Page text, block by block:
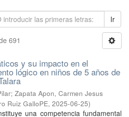
Ir
691
y su impacto en el
lógico en niños de 5 años de
; Zapata Apon, Carmen Jesus
Ruiz GalloPE, 2025-06-25)
una competencia fundamental